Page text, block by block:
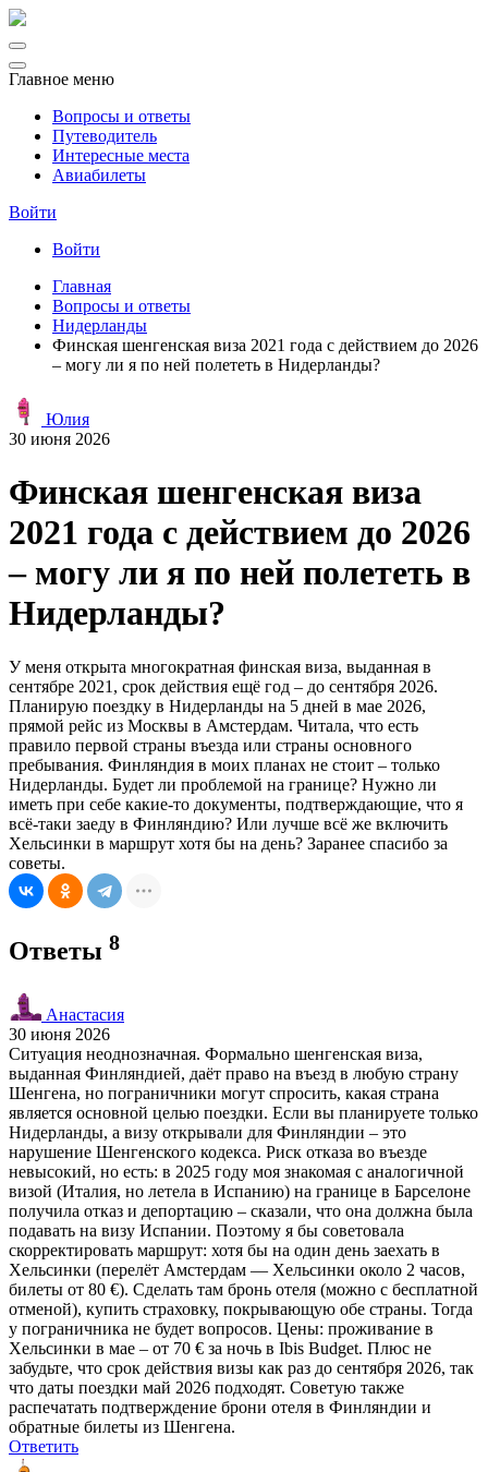
Главное меню
Вопросы и ответы
Путеводитель
Интересные места
Авиабилеты
Войти
Войти
Главная
Вопросы и ответы
Нидерланды
Финская шенгенская виза 2021 года с действием до 2026
– могу ли я по ней полететь в Нидерланды?
Юлия
30 июня 2026
Финская шенгенская виза
2021 года с действием до 2026
– могу ли я по ней полететь в
Нидерланды?
У меня открыта многократная финская виза, выданная в
сентябре 2021, срок действия ещё год – до сентября 2026.
Планирую поездку в Нидерланды на 5 дней в мае 2026,
прямой рейс из Москвы в Амстердам. Читала, что есть
правило первой страны въезда или страны основного
пребывания. Финляндия в моих планах не стоит – только
Нидерланды. Будет ли проблемой на границе? Нужно ли
иметь при себе какие-то документы, подтверждающие, что я
всё-таки заеду в Финляндию? Или лучше всё же включить
Хельсинки в маршрут хотя бы на день? Заранее спасибо за
советы.
Ответы 8
Анастасия
30 июня 2026
Ситуация неоднозначная. Формально шенгенская виза,
выданная Финляндией, даёт право на въезд в любую страну
Шенгена, но пограничники могут спросить, какая страна
является основной целью поездки. Если вы планируете только
Нидерланды, а визу открывали для Финляндии – это
нарушение Шенгенского кодекса. Риск отказа во въезде
невысокий, но есть: в 2025 году моя знакомая с аналогичной
визой (Италия, но летела в Испанию) на границе в Барселоне
получила отказ и депортацию – сказали, что она должна была
подавать на визу Испании. Поэтому я бы советовала
скорректировать маршрут: хотя бы на один день заехать в
Хельсинки (перелёт Амстердам — Хельсинки около 2 часов,
билеты от 80 €). Сделать там бронь отеля (можно с бесплатной
отменой), купить страховку, покрывающую обе страны. Тогда
у пограничника не будет вопросов. Цены: проживание в
Хельсинки в мае – от 70 € за ночь в Ibis Budget. Плюс не
забудьте, что срок действия визы как раз до сентября 2026, так
что даты поездки май 2026 подходят. Советую также
распечатать подтверждение брони отеля в Финляндии и
обратные билеты из Шенгена.
Ответить